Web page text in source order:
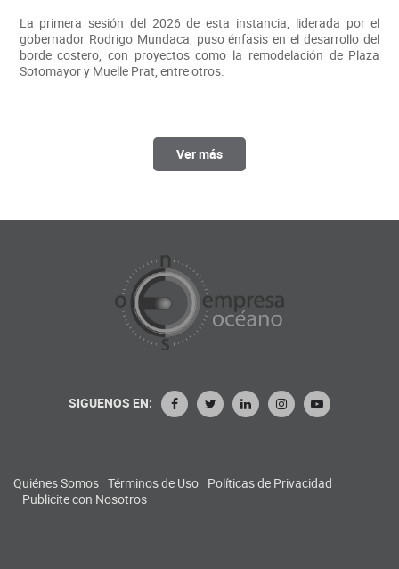
La primera sesión del 2026 de esta instancia, liderada por el
gobernador Rodrigo Mundaca, puso énfasis en el desarrollo del
borde costero, con proyectos como la remodelación de Plaza
Sotomayor y Muelle Prat, entre otros.
Ver más
SIGUENOS EN:
Quiénes Somos Términos de Uso Políticas de Privacidad
Publicite con Nosotros